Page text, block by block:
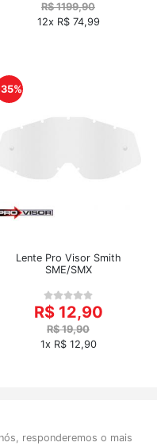
R$ 1199,90
12x R$ 74,99
Lente Pro Visor Smith
SME/SMX
R$ 12,90
R$ 19,90
1x R$ 12,90
responderemos o mais